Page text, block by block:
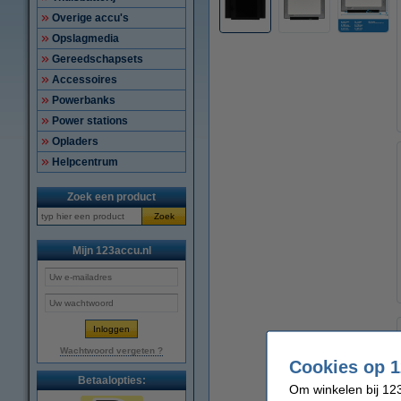
Overige accu's
Opslagmedia
Gereedschapsets
Accessoires
Powerbanks
Power stations
Opladers
Helpcentrum
Zoek een product
Zoek
Mijn 123accu.nl
Wachtwoord vergeten ?
Betaalopties:
Cookies op
Om winkelen bij